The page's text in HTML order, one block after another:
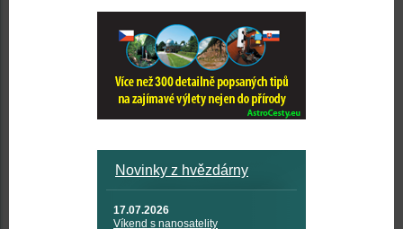
Novinky z hvězdárny
17.07.2026
Víkend s nanosatelity